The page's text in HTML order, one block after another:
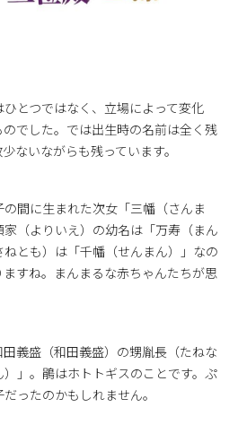
とつではなく、立場によって変化
でした。では出生時の名前は全く残
ないながらも残っています。
間に生まれた次女「三幡（さんま
（よりいえ）の幼名は「万寿（まん
とも）は「千幡（せんまん）」なの
すね。まんまるな赤ちゃんたちが思
義盛（和田義盛）の甥胤長（たねな
」。鵑はホトトギスのことです。ぷ
ったのかもしれません。